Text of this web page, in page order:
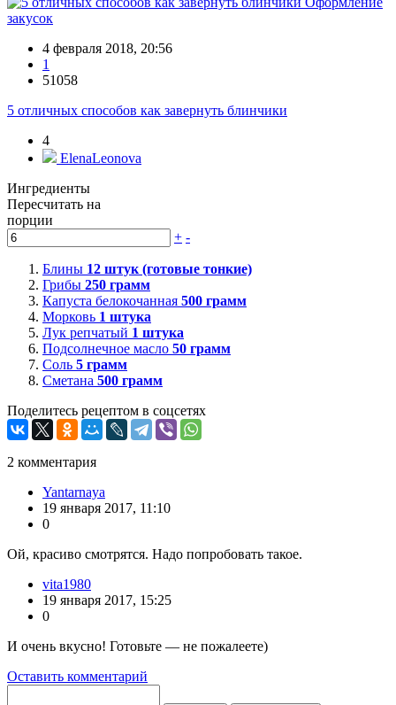
закусок
4 февраля 2018, 20:56
1
51058
5 отличных способов как завернуть блинчики
4
ElenaLeonova
Ингредиенты
Пересчитать на
порции
+ -
Блины 12 штук (готовые тонкие)
Грибы 250 грамм
Капуста белокочанная 500 грамм
Морковь 1 штука
Лук репчатый 1 штука
Подсолнечное масло 50 грамм
Соль 5 грамм
Сметана 500 грамм
Поделитесь рецептом в соцсетях
2 комментария
Yantarnaya
19 января 2017, 11:10
0
Ой, красиво смотрятся. Надо попробовать такое.
vita1980
19 января 2017, 15:25
0
И очень вкусно! Готовьте — не пожалеете)
Оставить комментарий